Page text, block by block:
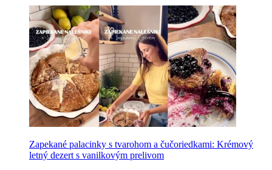
Zapekané palacinky s tvarohom a čučoriedkami: Krémový
letný dezert s vanilkovým prelivom